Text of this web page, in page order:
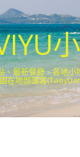
、最新餐廳、各地
在地部落客